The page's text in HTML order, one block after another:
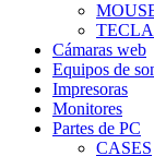
Cámaras web
Equipos de
Impresoras
Monitores
Partes de PC
CASES